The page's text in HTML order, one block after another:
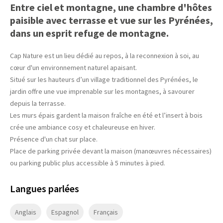
Entre ciel et montagne, une chambre d'hôtes
paisible avec terrasse et vue sur les Pyrénées,
dans un esprit refuge de montagne.
Cap Nature est un lieu dédié au repos, à la reconnexion à soi, au
cœur d'un environnement naturel apaisant.
Situé sur les hauteurs d’un village traditionnel des Pyrénées, le
jardin offre une vue imprenable sur les montagnes, à savourer
depuis la terrasse.
Les murs épais gardent la maison fraîche en été et l’insert à bois
crée une ambiance cosy et chaleureuse en hiver.
Présence d'un chat sur place.
Place de parking privée devant la maison (manœuvres nécessaires)
ou parking public plus accessible à 5 minutes à pied.
Langues parlées
Anglais Espagnol Français